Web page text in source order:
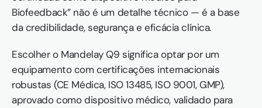
Biofeedback” não é um detalhe técnico — é a base
da credibilidade, segurança e eficácia clínica.
Escolher o Mandelay Q9 significa optar por um
equipamento com certificações internacionais
robustas (CE Médica, ISO 13485, ISO 9001, GMP),
aprovado como dispositivo médico, validado para